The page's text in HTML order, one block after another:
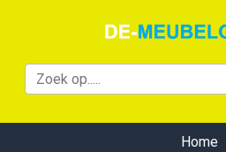
Home